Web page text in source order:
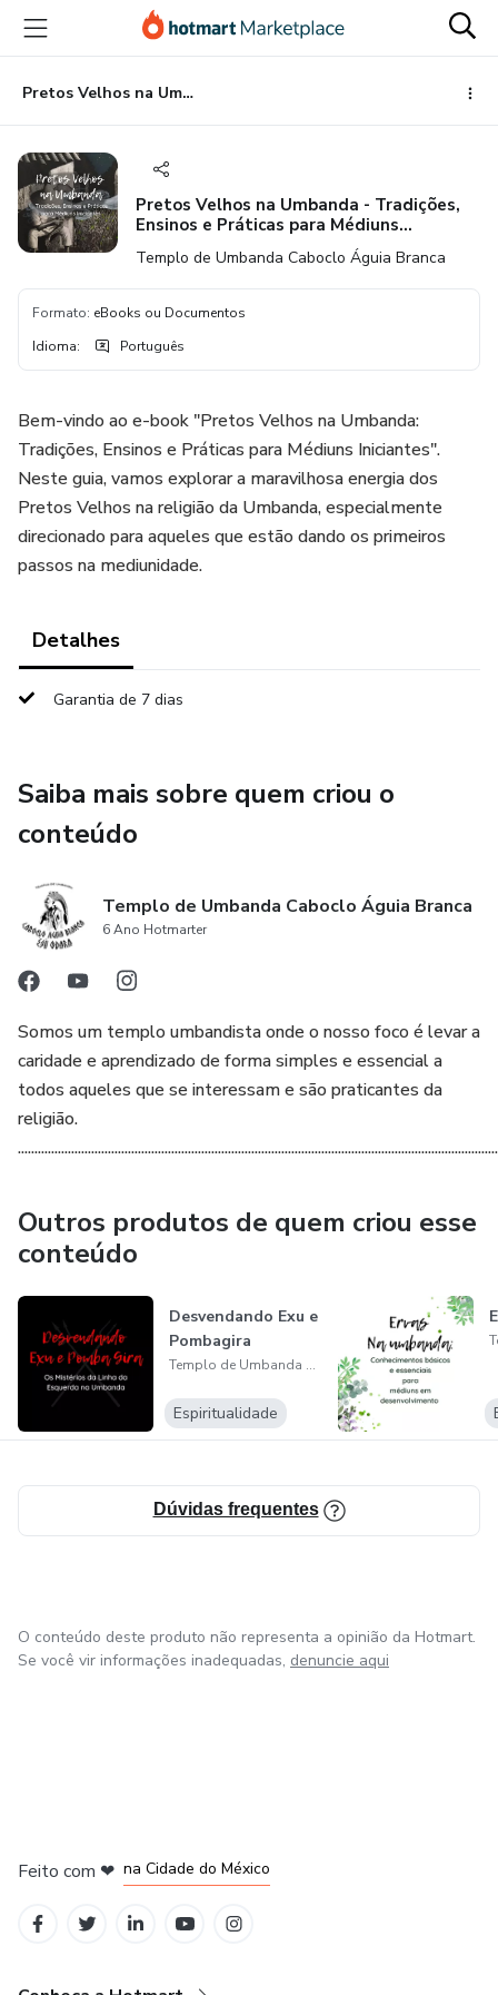
para
conteúdo
principal
para
pagamento
para
rodapé
Pretos Velhos na Umbanda - Tradições, Ensinos e Práticas para Médiuns Iniciantes
Pretos Velhos na Umbanda - Tradições,
Ensinos e Práticas para Médiuns
Templo de Umbanda Caboclo Águia Branca
Formato: eBooks ou Documentos
Idioma: Português
Bem-vindo ao e-book "Pretos Velhos na Umbanda:
Tradições, Ensinos e Práticas para Médiuns Iniciantes".
Neste guia, vamos explorar a maravilhosa energia dos
Pretos Velhos na religião da Umbanda, especialmente
direcionado para aqueles que estão dando os primeiros
passos na mediunidade.
Detalhes
Garantia de 7 dias
Saiba mais sobre quem criou o
conteúdo
Templo de Umbanda Caboclo Águia Branca
6 Ano Hotmarter
Somos um templo umbandista onde o nosso foco é levar a
caridade e aprendizado de forma simples e essencial a
todos aqueles que se interessam e são praticantes da
religião.
Outros produtos de quem criou esse
conteúdo
Desvendando Exu e
Pombagira
Templo de Umbanda Caboclo Águia Branca
Espiritualidade
Dúvidas frequentes
O conteúdo deste produto não representa a opinião da Hotmart.
Se você vir informações inadequadas, denuncie aqui
Feito com ❤ na Cidade do México